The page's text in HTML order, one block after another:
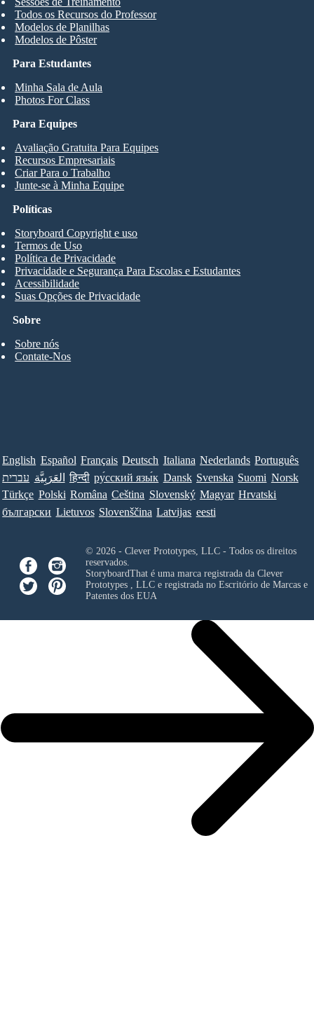
Para Estudantes
Minha Sala de Aula
Photos For Class
Todos os Recursos do Professor
Modelos de Planilhas
Modelos de Pôster
Para Equipes
Avaliação Gratuita Para Equipes
Recursos Empresariais
Criar Para o Trabalho
Junte-se à Minha Equipe
Sobre
Sobre nós
Contate-Nos
Políticas
Storyboard Copyright e uso
Termos de Uso
Política de Privacidade
Privacidade e Segurança Para Escolas e Estudantes
Acessibilidade
Suas Opções de Privacidade
English Español Français Deutsch Italiana Nederlands Português
עברית العَرَبِيَّة हिन्दी ру́сский язы́к Dansk Svenska Suomi Norsk
Türkçe Polski Româna Ceština Slovenský Magyar Hrvatski
български Lietuvos Slovenščina Latvijas eesti
© 2026 - Clever Prototypes, LLC - Todos os direitos
reservados.
StoryboardThat é uma marca registrada da Clever
Prototypes , LLCe registrada no Escritório de Marcas e
Patentes dos EUA